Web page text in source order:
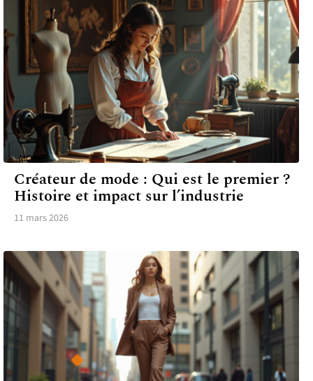
MODE
Créateur de mode : Qui est le premier ?
Histoire et impact sur l’industrie
11 mars 2026